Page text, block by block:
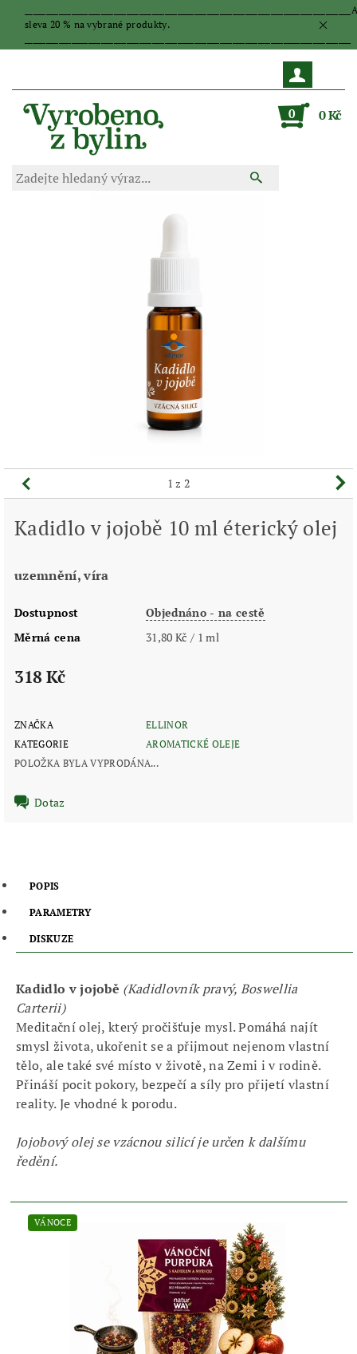
sleva 20 % na vybrané produkty.
0 0 Kč
1 z 2
Kadidlo v jojobě 10 ml éterický olej
uzemnění, víra
Dostupnost
Objednáno - na cestě
Měrná cena
31,80 Kč / 1 ml
318 Kč
ZNAČKA
ELLINOR
KATEGORIE
AROMATICKÉ OLEJE
POLOŽKA BYLA VYPRODÁNA...
Dotaz
POPIS
PARAMETRY
DISKUZE
Kadidlo v jojobě (Kadidlovník pravý, Boswellia
Carterii)
Meditační olej, který pročišťuje mysl. Pomáhá najít
smysl života, ukořenit se a přijmout nejenom vlastní
tělo, ale také své místo v životě, na Zemi i v rodině.
Přináší pocit pokory, bezpečí a síly pro přijetí vlastní
reality. Je vhodné k porodu.
Jojobový olej se vzácnou silicí je určen k dalšímu
ředění.
VÁNOCE